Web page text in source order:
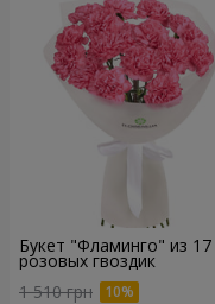
Букет "Фламинго" из 17
розовых гвоздик
1 510 грн